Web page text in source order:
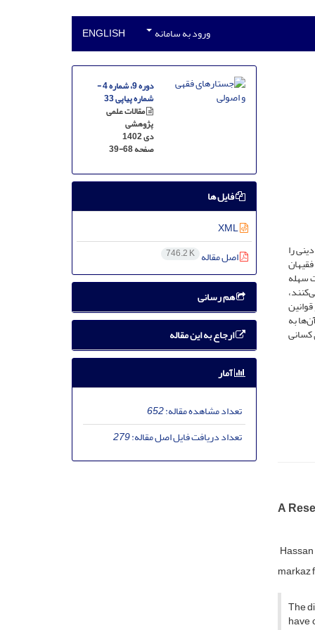
ورود به سامانه ENGLISH
را
سهله
به
کسانی
A
markaz
The
have
دوره 9، شماره 4 -
شماره پیاپی 33
مقالات علمی
پژوهشی
دی 1402
صفحه39-68
فایل ها
XML
اصل مقاله 746.2 K
هم رسانی
ارجاع به این مقاله
آمار
تعداد مشاهده مقاله:652
تعداد دریافت فایل اصل مقاله:279